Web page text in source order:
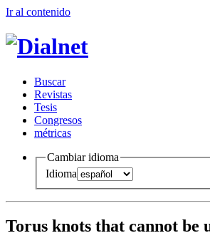
Ir al contenido
Buscar
Revistas
Tesis
Congresos
métricas
Cambiar idioma
Idioma
Torus knots that cannot be